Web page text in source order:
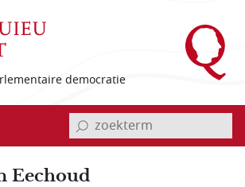
democratie
invoerveld zoekterm
Eechoud